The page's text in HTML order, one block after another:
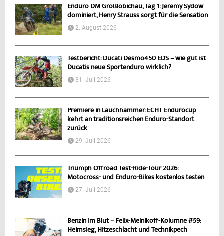
Enduro DM Großlöbichau, Tag 1: Jeremy Sydow
dominiert, Henry Strauss sorgt für die Sensation
2. August 2026
Testbericht: Ducati Desmo450 EDS – wie gut ist
Ducatis neue Sportenduro wirklich?
31. Juli 2026
Premiere in Lauchhammer: ECHT Endurocup
kehrt an traditionsreichen Enduro-Standort
zurück
29. Juli 2026
Triumph Offroad Test-Ride-Tour 2026:
Motocross- und Enduro-Bikes kostenlos testen
27. Juli 2026
Benzin im Blut – Felix-Melnikoff-Kolumne #59:
Heimsieg, Hitzeschlacht und Technikpech